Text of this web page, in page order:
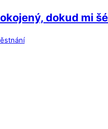
dokud mi